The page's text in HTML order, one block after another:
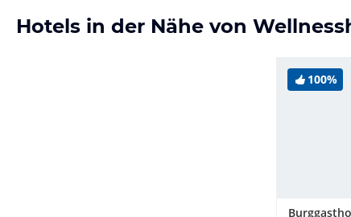
Hotels in der Nähe von
100%